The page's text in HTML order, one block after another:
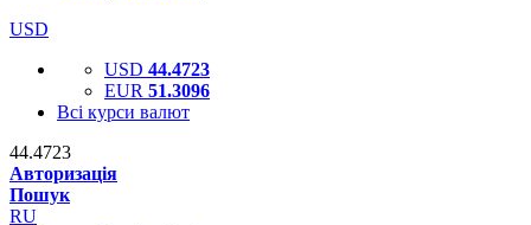
USD
USD 44.4723
EUR 51.3096
Всі курси валют
44.4723
Авторизація
Пошук
RU